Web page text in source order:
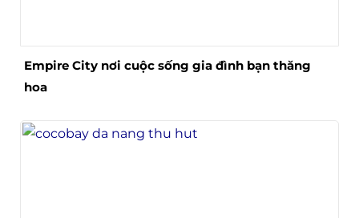
Empire City nơi cuộc sống gia đình bạn thăng
hoa